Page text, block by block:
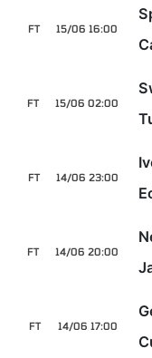
15/06 16:00
FT
15/06 02:00
FT
14/06 23:00
FT
14/06 20:00
FT
14/06 17:00
FT